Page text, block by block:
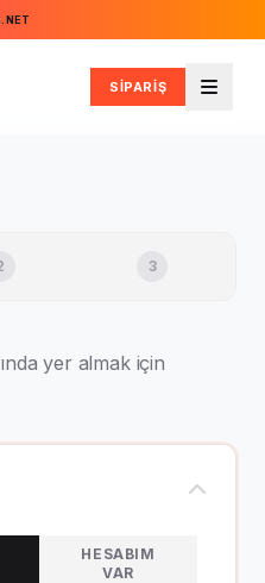
SİPARİŞ
Men
3
yer almak için
HESABIM
VAR